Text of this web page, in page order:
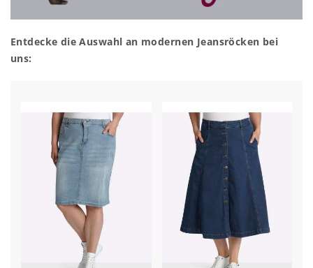
Entdecke die Auswahl an modernen Jeansröcken bei
uns: